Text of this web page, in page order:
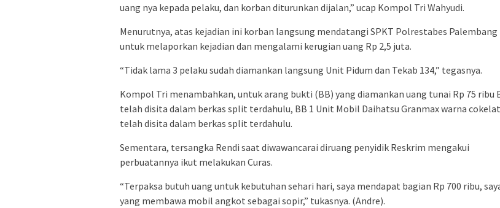
uang nya kepada pelaku, dan korban diturunkan dijalan,” ucap Kompol Tri Wahyudi.
Menurutnya, atas kejadian ini korban langsung mendatangi SPKT Polrestabes Palembang
untuk melaporkan kejadian dan mengalami kerugian uang Rp 2,5 juta.
“Tidak lama 3 pelaku sudah diamankan langsung Unit Pidum dan Tekab 134,” tegasnya.
Kompol Tri menambahkan, untuk arang bukti (BB) yang diamankan uang tunai Rp 75 ribu
telah disita dalam berkas split terdahulu, BB 1 Unit Mobil Daihatsu Granmax warna cokelat
telah disita dalam berkas split terdahulu.
Sementara, tersangka Rendi saat diwawancarai diruang penyidik Reskrim mengakui
perbuatannya ikut melakukan Curas.
“Terpaksa butuh uang untuk kebutuhan sehari hari, saya mendapat bagian Rp 700 ribu,
yang membawa mobil angkot sebagai sopir,” tukasnya. (Andre).